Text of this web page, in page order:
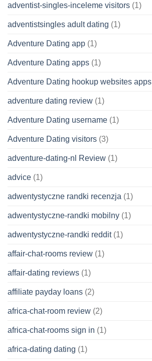
adventist-singles-inceleme visitors (1)
adventistsingles adult dating (1)
Adventure Dating app (1)
Adventure Dating apps (1)
Adventure Dating hookup websites apps
adventure dating review (1)
Adventure Dating username (1)
Adventure Dating visitors (3)
adventure-dating-nl Review (1)
advice (1)
adwentystyczne randki recenzja (1)
adwentystyczne-randki mobilny (1)
adwentystyczne-randki reddit(1)
affair-chat-rooms review (1)
affair-dating reviews (1)
affiliate payday loans (2)
africa-chat-room review (2)
africa-chat-rooms sign in (1)
africa-dating dating (1)